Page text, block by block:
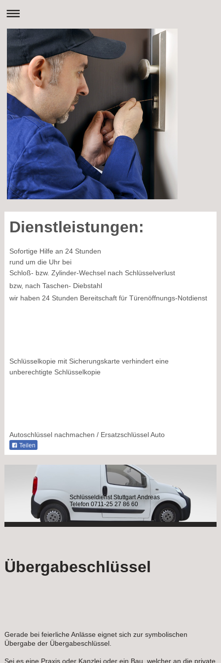
Dienstleistungen:
Sofortige Hilfe an 24 Stunden
rund um die Uhr bei
Schloß- bzw. Zylinder-Wechsel nach Schlüsselverlust
bzw, nach Taschen- Diebstahl
wir haben 24 Stunden Bereitschaft für Türenöffnungs-Notdienst
Schlüsselkopie mit Sicherungskarte verhindert eine
unberechtigte Schlüsselkopie
Autoschlüssel nachmachen / Ersatzschlüssel Auto
Teilen
Schlüsseldienst Stuttgart Andreas
Telefon 0711-25 27 86 60
Übergabeschlüssel
Gerade bei feierliche Anlässe eignet sich zur symbolischen
Übergabe der Übergabeschlüssel.
Sei es eine Praxis oder Kanzlei oder ein Bau, welcher an die private